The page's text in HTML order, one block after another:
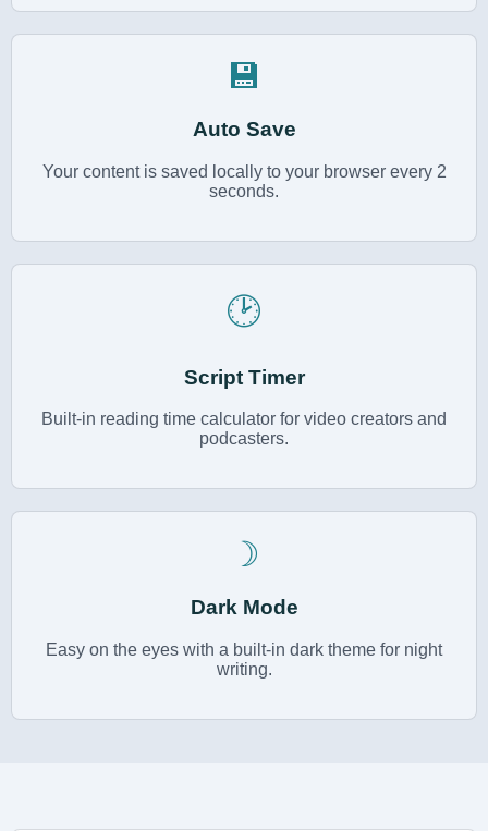
💾
Auto Save
Your content is saved locally to your browser every 2
seconds.
🕑
Script Timer
Built-in reading time calculator for video creators and
podcasters.
☽
Dark Mode
Easy on the eyes with a built-in dark theme for night
writing.